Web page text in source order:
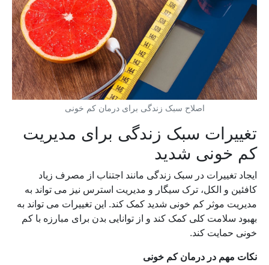
اصلاح سبک زندگی برای درمان کم خونی
تغییرات سبک زندگی برای مدیریت
کم خونی شدید
ایجاد تغییرات در سبک زندگی مانند اجتناب از مصرف زیاد
کافئین و الکل، ترک سیگار و مدیریت استرس نیز می تواند به
مدیریت موثر کم خونی شدید کمک کند. این تغییرات می تواند به
بهبود سلامت کلی کمک کند و از توانایی بدن برای مبارزه با کم
خونی حمایت کند.
نکات مهم در درمان کم خونی